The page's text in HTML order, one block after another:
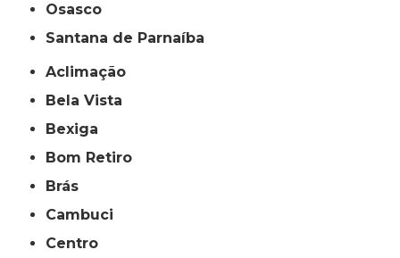
Osasco
Santana de Parnaíba
Aclimação
Bela Vista
Bexiga
Bom Retiro
Brás
Cambuci
Centro